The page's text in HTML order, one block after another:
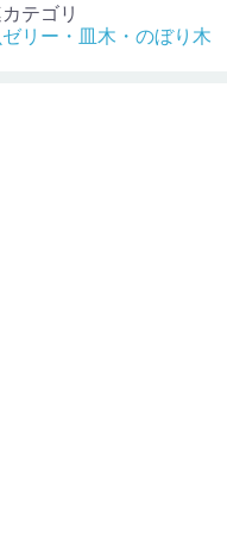
テゴリ
リー・皿木・のぼり木